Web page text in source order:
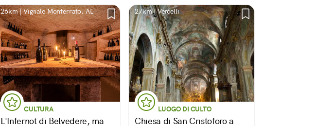
26km | Vignale Monferrato, AL
CULTURA
L'Infernot di Belvedere, ma
27km | Vercelli
LUOGO DI CULTO
Chiesa di San Cristoforo a